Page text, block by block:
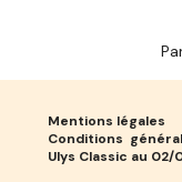
Mentions légales
Conditions
Ulys Classic au 02/